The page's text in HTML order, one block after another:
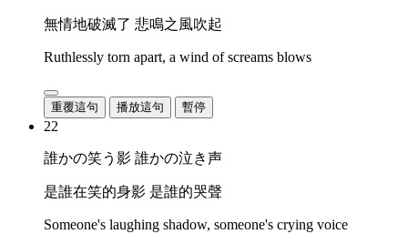
無情地破滅了 悲鳴之風吹起
Ruthlessly torn apart, a wind of screams blows
重覆這句 播放這句 暫停
22
誰かの笑う影 誰かの泣き声
是誰在笑的身影 是誰的哭聲
Someone's laughing shadow, someone's crying voice